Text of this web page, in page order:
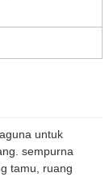
untuk
sempurna
tamu, ruang